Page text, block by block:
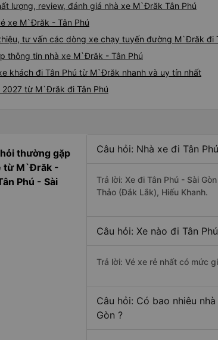
lượng, review, đánh giá nhà xe M`Đrăk Tân Phú
xe M`Đrăk - Tân Phú
tư vấn các dòng xe chạy tuyến đường M`Đrăk đi
thông tin nhà xe M`Đrăk - Tân Phú
khách đi Tân Phú từ M`Đrăk nhanh và uy tín nhất
từ M`Đrăk đi Tân Phú
thường gặp
từ M`Đrăk -
Phú - Sài
Câu hỏi: Nhà xe đi Tân
Trả lời: Xe đi Tân Phú - Sài
Thảo (Đắk Lắk), Hiếu Khanh.
Câu hỏi: Xe nào đi Tân
Trả lời: Vé xe rẻ nhất có mức
Câu hỏi: Có bao nhiêu
Gòn ?